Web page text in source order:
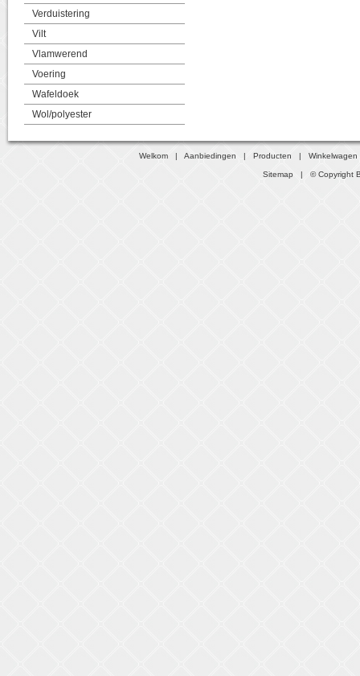
Verduistering
Vilt
Vlamwerend
Voering
Wafeldoek
Wol/polyester
Welkom |Aanbiedingen |Producten |Winkelwagen
Sitemap | © Copyright